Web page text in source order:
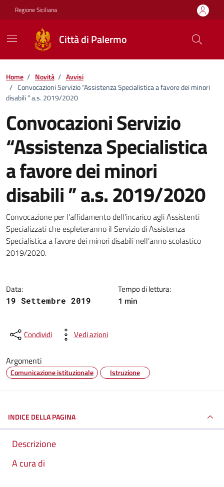
Vai ai contenuti
Vai al footer
Regione Siciliana
Città di Palermo
Home / Novità / Avvisi
/ Convocazioni Servizio “Assistenza Specialistica a favore dei minori
disabili ” a.s. 2019/2020
Convocazioni Servizio
“Assistenza Specialistica
a favore dei minori
disabili ” a.s. 2019/2020
Dettagli della notizia
Convocazione per l’affidamento dell’incarico agli Assistenti
Specializzati che espleteranno il Servizio di Assistenza
Specialistica a favore dei minori disabili nell’anno scolastico
2019/2020.
Data:
19 Settembre 2019
Tempo di lettura:
1 min
Condividi Vedi azioni
Argomenti
Comunicazione istituzionale Istruzione
INDICE DELLA PAGINA
Descrizione
A cura di